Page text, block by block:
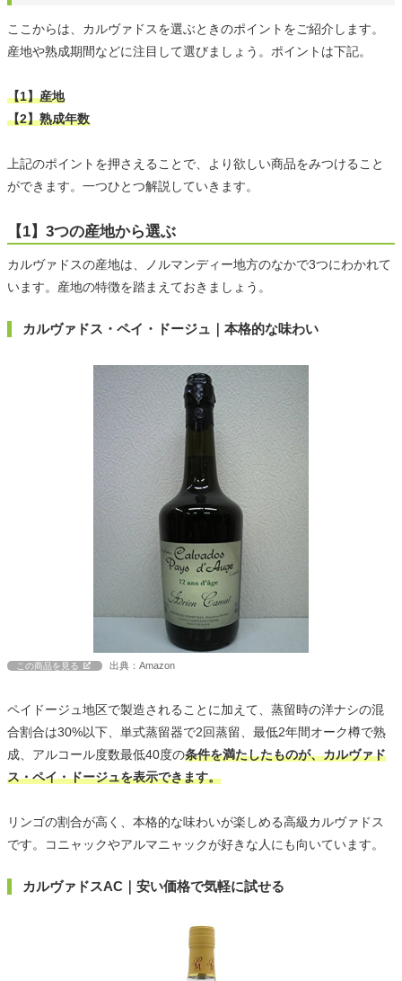
ここからは、カルヴァドスを選ぶときのポイントをご紹介します。
産地や熟成期間などに注目して選びましょう。ポイントは下記。
【1】産地
【2】熟成年数
上記のポイントを押さえることで、より欲しい商品をみつけること
ができます。一つひとつ解説していきます。
【1】3つの産地から選ぶ
カルヴァドスの産地は、ノルマンディー地方のなかで3つにわかれて
います。産地の特徴を踏まえておきましょう。
カルヴァドス・ペイ・ドージュ｜本格的な味わい
この商品を見る 出典：Amazon
ペイドージュ地区で製造されることに加えて、蒸留時の洋ナシの混
合割合は30%以下、単式蒸留器で2回蒸留、最低2年間オーク樽で熟
成、アルコール度数最低40度の条件を満たしたものが、カルヴァド
ス・ペイ・ドージュを表示できます。
リンゴの割合が高く、本格的な味わいが楽しめる高級カルヴァドス
です。コニャックやアルマニャックが好きな人にも向いています。
カルヴァドスAC｜安い価格で気軽に試せる